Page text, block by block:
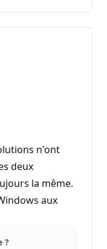
n'ont
deux
la même.
aux
?